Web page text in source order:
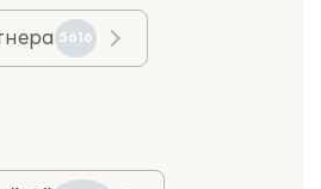
5616